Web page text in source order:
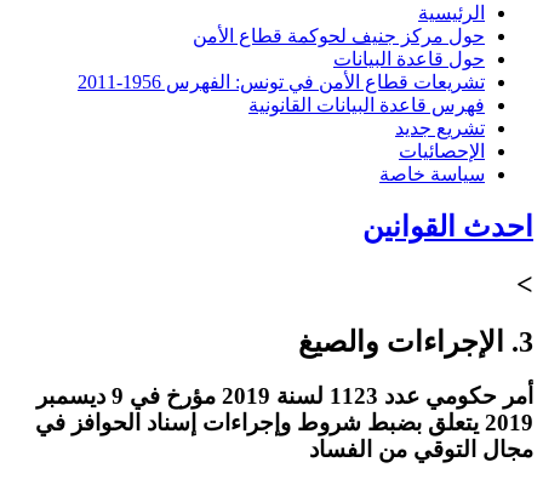
الرئيسية
حول مركز جنيف لحوكمة قطاع الأمن
حول قاعدة البيانات
تشريعات قطاع الأمن في تونس: الفهرس 1956-2011
فهرس قاعدة البيانات القانونية
تشريع جديد
الإحصائيات
سياسة خاصة
احدث القوانين
>
3. الإجراءات والصيغ
أمر حكومي عدد 1123 لسنة 2019 مؤرخ في 9 ديسمبر
2019 يتعلق بضبط شروط وإجراءات إسناد الحوافز في
مجال التوقي من الفساد